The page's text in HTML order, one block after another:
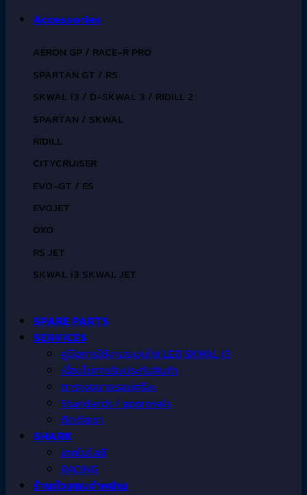
Accessories
AERON GP / RACE-R PRO
SPARTAN GT / RS
SKWAL i3 / D-SKWAL 3 / RIDILL 2
SPARTAN / SKWAL
RIDILL
CITYCRUISER
EVO-GT / ES
EVOJET
OXO
RS JET
SKWAL i3 SKWAL JET
SPARE PARTS
SERVICES
คู่มือการใช้งานระบบไฟ LED SKWAL i3
เงื่อนไขการรับประกันสินค้า
ตารางขนาดรอบศรีษะ
Standards / approvals
ติดต่อเรา
SHARK
เทคโนโลยี
RACING
ร้านตัวแทนจำหน่าย